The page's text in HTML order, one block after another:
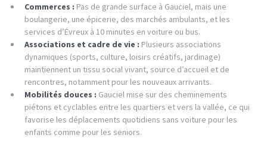
Commerces : Pas de grande surface à Gauciel, mais une
boulangerie, une épicerie, des marchés ambulants, et les
services d’Évreux à 10 minutes en voiture ou bus.
Associations et cadre de vie : Plusieurs associations
dynamiques (sports, culture, loisirs créatifs, jardinage)
maintiennent un tissu social vivant, source d’accueil et de
rencontres, notamment pour les nouveaux arrivants.
Mobilités douces : Gauciel mise sur des cheminements
piétons et cyclables entre les quartiers et vers la vallée, ce qui
favorise les déplacements quotidiens sans voiture pour les
enfants comme pour les seniors.